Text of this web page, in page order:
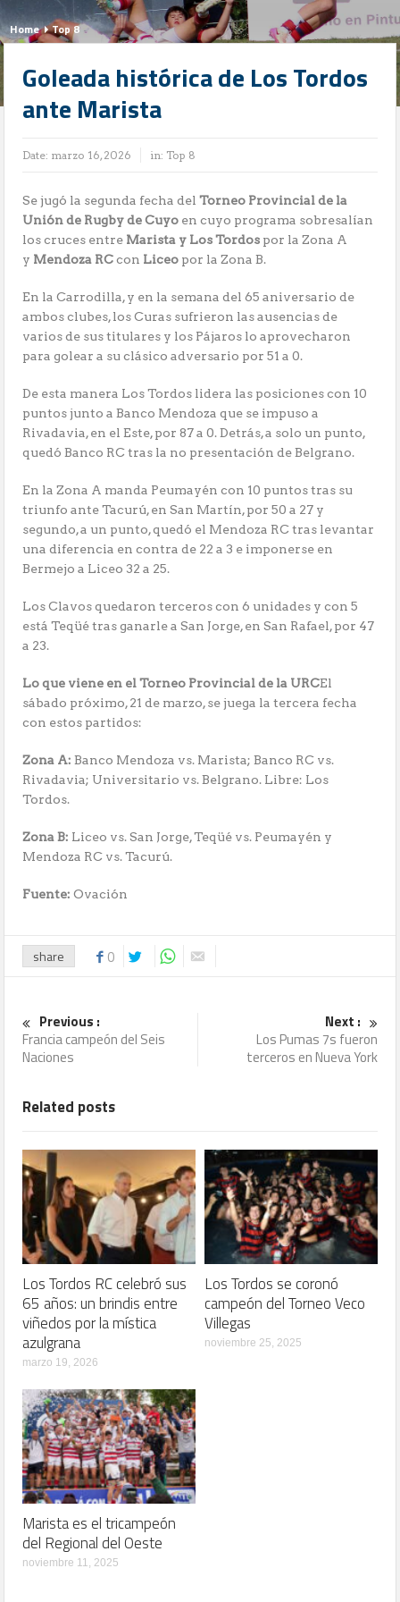
Home Top 8
Goleada histórica de Los Tordos
ante Marista
Date: marzo 16, 2026 in: Top 8
Se jugó la segunda fecha delTorneo Provincial de la
Unión de Rugby de Cuyo en cuyo programa sobresalían
los cruces entre Marista y Los Tordos por la Zona A
y Mendoza RCcon Liceo por la Zona B.
En la Carrodilla, y en la semana del 65 aniversario de
ambos clubes, los Curas sufrieron las ausencias de
varios de sus titulares y los Pájaros lo aprovecharon
para golear a su clásico adversario por 51 a 0.
De esta manera Los Tordos lidera las posiciones con 10
puntos junto a Banco Mendoza que se impuso a
Rivadavia, en el Este, por 87 a 0. Detrás, a solo un punto,
quedó Banco RC tras la no presentación de Belgrano.
En la Zona A manda Peumayén con 10 puntos tras su
triunfo ante Tacurú, en San Martín, por 50 a 27 y
segundo, a un punto, quedó el Mendoza RC tras levantar
una diferencia en contra de 22 a 3 e imponerse en
Bermejo a Liceo 32 a 25.
Los Clavos quedaron terceros con 6 unidades y con 5
está Teqüé tras ganarle a San Jorge, en San Rafael, por 47
a 23.
Lo que viene en el Torneo Provincial de la URCEl
sábado próximo, 21 de marzo, se juega la tercera fecha
con estos partidos:
Zona A: Banco Mendoza vs. Marista; Banco RC vs.
Rivadavia; Universitario vs. Belgrano. Libre: Los
Tordos.
Zona B: Liceo vs. San Jorge, Teqüé vs. Peumayén y
Mendoza RC vs. Tacurú.
Fuente: Ovación
share 0
Previous :
Francia campeón del Seis
Naciones
Next :
Los Pumas 7s fueron
terceros en Nueva York
Related posts
Los Tordos RC celebró sus
65 años: un brindis entre
viñedos por la mística
azulgrana
marzo 19, 2026
Los Tordos se coronó
campeón del Torneo Veco
Villegas
noviembre 25, 2025
Marista es el tricampeón
del Regional del Oeste
noviembre 11, 2025